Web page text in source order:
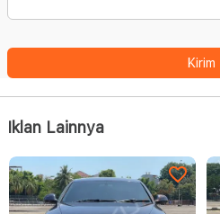
Kirim
Iklan Lainnya